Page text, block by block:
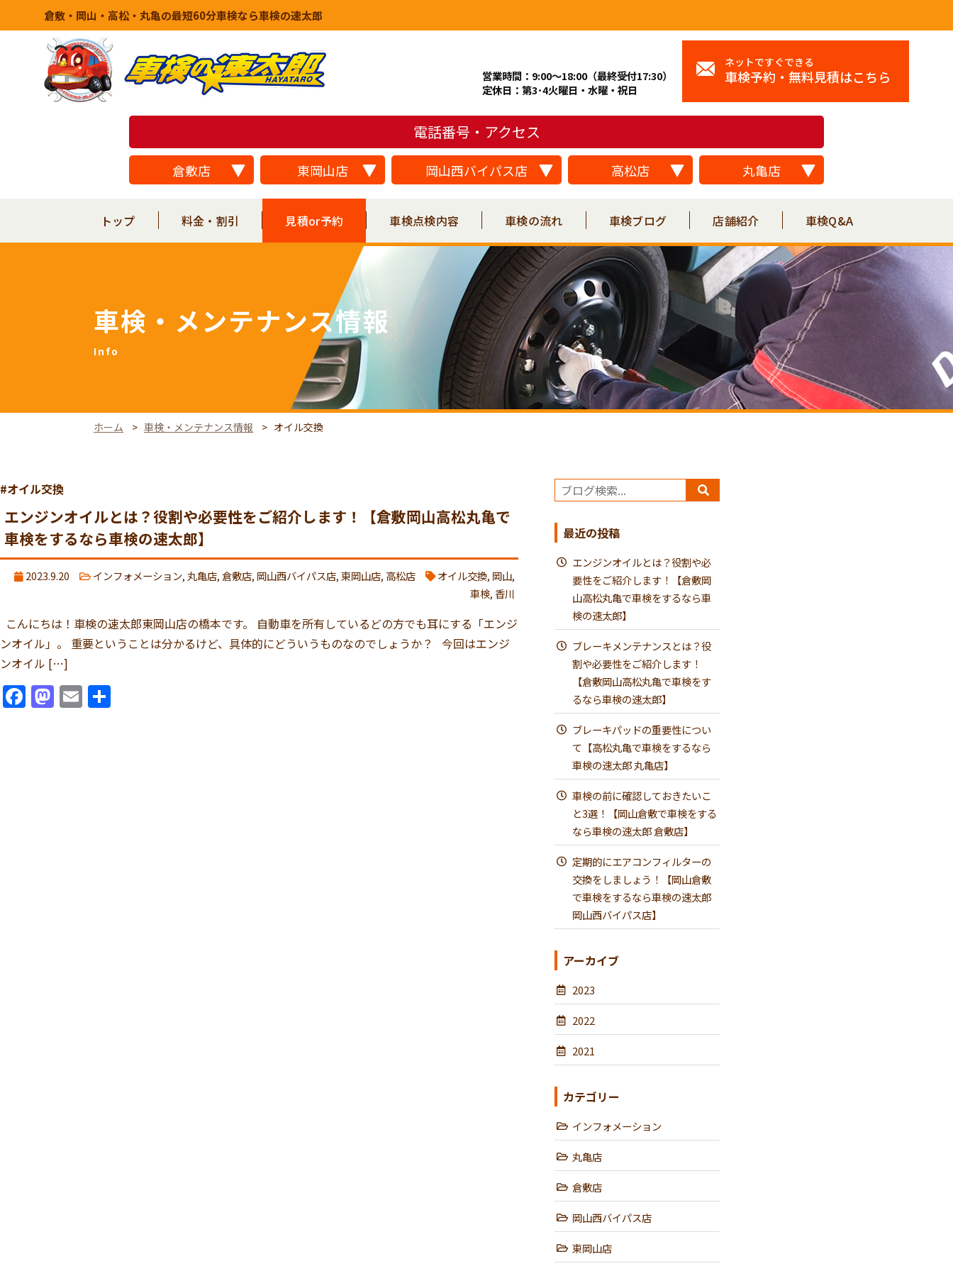
倉敷・岡山・高松・丸亀の最短60分車検なら車検の速太郎
営業時間：9:00～18:00（最終受付17:30）
定休日：第3･4火曜日・水曜・祝日
ネットですぐできる
車検予約・無料見積はこちら
電話番号・アクセス
倉敷店 東岡山店 岡山西バイパス店 高松店 丸亀店
トップ 料金・割引 見積or予約 車検点検内容 車検の流れ 車検ブログ 店舗紹介 車検Q&A
車検・メンテナンス情報
ホーム 車検・メンテナンス情報 オイル交換
#オイル交換
エンジンオイルとは？役割や必要性をご紹介します！【倉敷岡山高松丸亀で
車検をするなら車検の速太郎】
2023.9.20 インフォメーション,丸亀店,倉敷店, 岡山西バイパス店,東岡山店, 高松店 オイル交換, 岡山,
車検, 香川
こんにちは！車検の速太郎東岡山店の橋本です。 自動車を所有しているどの方でも耳にする「エンジ
ンオイル」。 重要ということは分かるけど、具体的にどういうものなのでしょうか？ 今回はエンジ
ンオイル […]
Facebook
Mastodon
Email
最近の投稿
エンジンオイルとは？役割や必
要性をご紹介します！【倉敷岡
山高松丸亀で車検をするなら車
検の速太郎】
ブレーキメンテナンスとは？役
割や必要性をご紹介します！
【倉敷岡山高松丸亀で車検をす
るなら車検の速太郎】
ブレーキパッドの重要性につい
て【高松丸亀で車検をするなら
車検の速太郎 丸亀店】
車検の前に確認しておきたいこ
と3選！【岡山倉敷で車検をする
なら車検の速太郎 倉敷店】
定期的にエアコンフィルターの
交換をしましょう！【岡山倉敷
で車検をするなら車検の速太郎
岡山西バイパス店】
アーカイブ
2023
2022
2021
カテゴリー
インフォメーション
丸亀店
倉敷店
岡山西バイパス店
東岡山店